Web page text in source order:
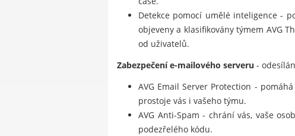
Detekce pomocí umělé inteligence -
objeveny a klasifikovány týmem AVG
od uživatelů.
Zabezpečení e-mailového serveru -
AVG Email Server Protection -
prostoje vás i vašeho týmu.
AVG Anti-Spam - chrání vás, vaše
podezřelého kódu.